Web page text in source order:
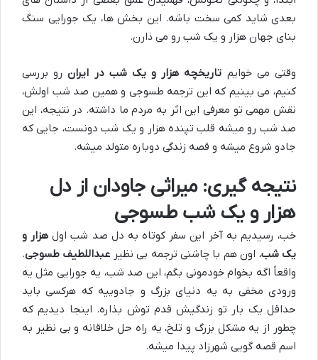
بعدی شاید کمی سخت باشه. این بخش ها، یک جورایی سنگ
بنای جهان هزار و یک شب رو می ذارن.
وقتی می خوایم تاریخچه هزار و یک شب در ایرانرو بررسی
کنیم، می بینیم که این ترجمه طسوجی و همین صد شب اولش،
نقش مهمی تو معرفی این اثر به مردم ما داشته. در نتیجه، این
صد شب رو میشه قلب تپنده هزار و یک شب دونست، جایی که
جادو شروع میشه و قصه زندگی دوباره متولد میشه.
نتیجه گیری: میراثی جاودان از دل
هزار و یک شب طسوجی
خب، رسیدیم به آخر این سفر کوتاه به دل صد شب اول هزار و
یک شب، اون هم با چاشنی ترجمه بی نظیر عبداللطیف طسوجی.
واقعاً اگه بخوام خودمونی بگم، این صد شب، یه جورایی مثل یه
ورودی مخفی به یه دنیای بزرگ و جادوییه که هرکسی باید
حداقل یک بار تو زندگیش قدم توش بذاره. اینجا دیدیم که
چطور از یه مشکل بزرگ و تلخ، یه راه حل خلاقانه و بی نظیر به
اسم قصه گویی شهرزاد پیدا میشه.